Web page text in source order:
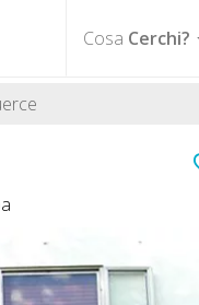
Cosa Cerchi?